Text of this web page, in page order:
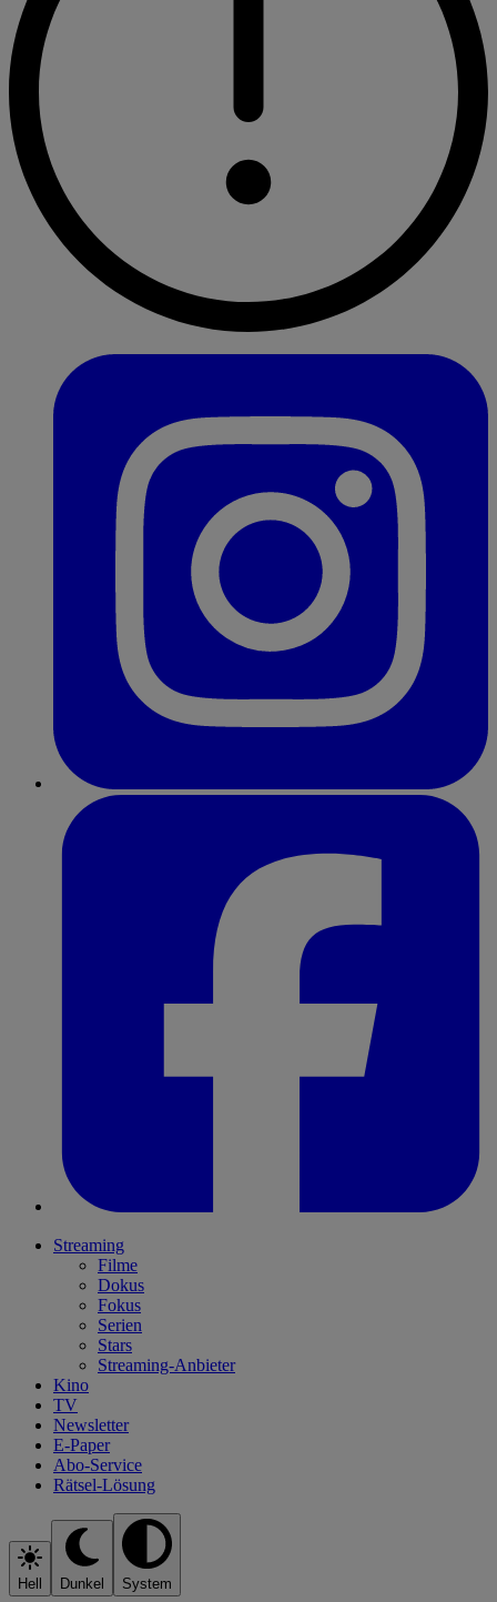
Streaming
Filme
Dokus
Fokus
Serien
Stars
Streaming-Anbieter
Kino
TV
Newsletter
E-Paper
Abo-Service
Rätsel-Lösung
Hell Dunkel System